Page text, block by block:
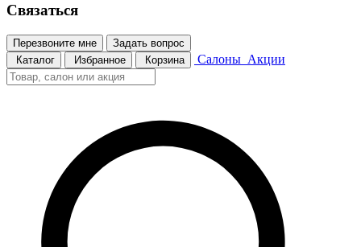
Связаться
Перезвоните мне
Задать вопрос
Каталог
Избранное Корзина Салоны Акции